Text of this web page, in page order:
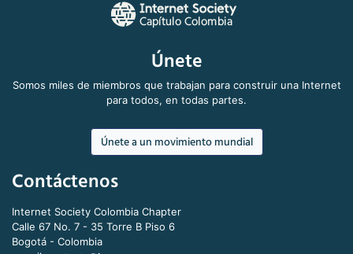
Únete
Somos miles de miembros que trabajan para construir una Internet
para todos, en todas partes.
Únete a un movimiento mundial
Contáctenos
Internet Society Colombia Chapter
Calle 67 No. 7 - 35 Torre B Piso 6
Bogotá - Colombia